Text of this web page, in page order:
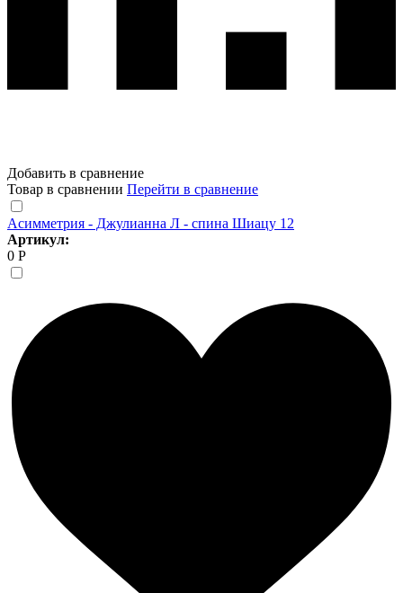
Добавить в сравнение
Товар в сравнении Перейти в сравнение
Асимметрия - Джулианна Л - спина Шиацу 12
Артикул:
0 Р